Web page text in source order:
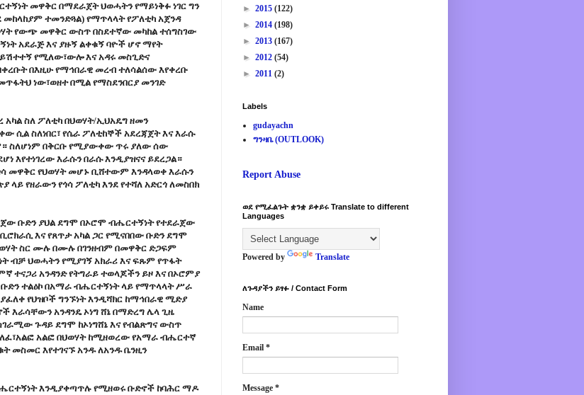
መዋቅር በማደራጀት ህወሓትን የማይነቅፉ ነገር ግን
ተመንድጓል) የማጥላላት የፖለቲካ አጀንዳ
የውጭ መዋቅር ውስጥ በስደተኛው መካከል ተሰግስገው
አደራጅ እና ያዙኝ ልቀቁኝ ባዮች ሆኖ ማየት
የሚለው፣ውሎ እና አዳሩ መስጊድና
በእዚሁ የማኅበራዊ መረብ ተለሳልሰው እየቀረቡ
ነው፣ወዘተ በሚል የማስደንበርያ መንገድ
አካል ስለ ፖለቲካ በህወሃት/ኢህአዴግ ዘመን
ስለነበር፣ የሴራ ፖለቲከኞች አደረጃጀት እና እራሱ
ስለሆነም በቅርቡ የሚያውቀው ጥሩ ያለው ሰው
እየተነገረው እራሱን በራሱ እንዲያዝናና ይደረጋል።
መዋቅር የህወሃት መሆኑ ቢሸተውም እንዳላወቀ እራሱን
የዘራውን የጎሳ ፖለቲካ እንደ የተሻለ አድርጎ ለመስበክ
ቡድን ያህል ደግሞ በኦሮሞ ብሔርተኝነት የተደራጀው
እና የጸጥታ አካል ጋር የሚናበበው ቡድን ደግሞ
ስር ሙሉ በሙሉ በገንዘብም በመዋቅር ድጋፍም
ብቻ ህወሓትን የሚያገኝ አክራሪ እና ፍጹም የጥፋት
አንዳንድ የትግራይ ተወላጆችን ይዞ እና በኦሮምያ
ተልዕኮ በአማራ ብሔርተኝነት ላይ የማጥላላት ሥራ
የህዝቦች ግንኙነት እንዲሻክር ከማኅበራዊ ሚድያ
እራሳቸውን አንዳንዴ ኦነግ ሸኔ በማድረግ ሌላ ጊዜ
ጉዳይ ደግሞ ከኦነግሸኔ እና የብልጽግና ውስጥ
አልፎ በህወሃት ከሚዘወረው የአማራ ብሔርተኛ
መስመር እየተገናኙ አንዱ ለአንዱ ቤንዚን
እንዲያቀጣጥሉ የሚዘወሩ ቡድኖች ከባሕር ማዶ
► 2015 (122)
► 2014 (198)
► 2013 (167)
► 2012 (54)
► 2011 (2)
Labels
gudayachn
ግንዛቤ (OUTLOOK)
Report Abuse
ወደ የሚፈልጉት ቋንቋ ይቀይሩ Translate to different
Languages
Powered by Translate
ለጉዳያችን ይፃፉ / Contact Form
Name
Email *
Message *